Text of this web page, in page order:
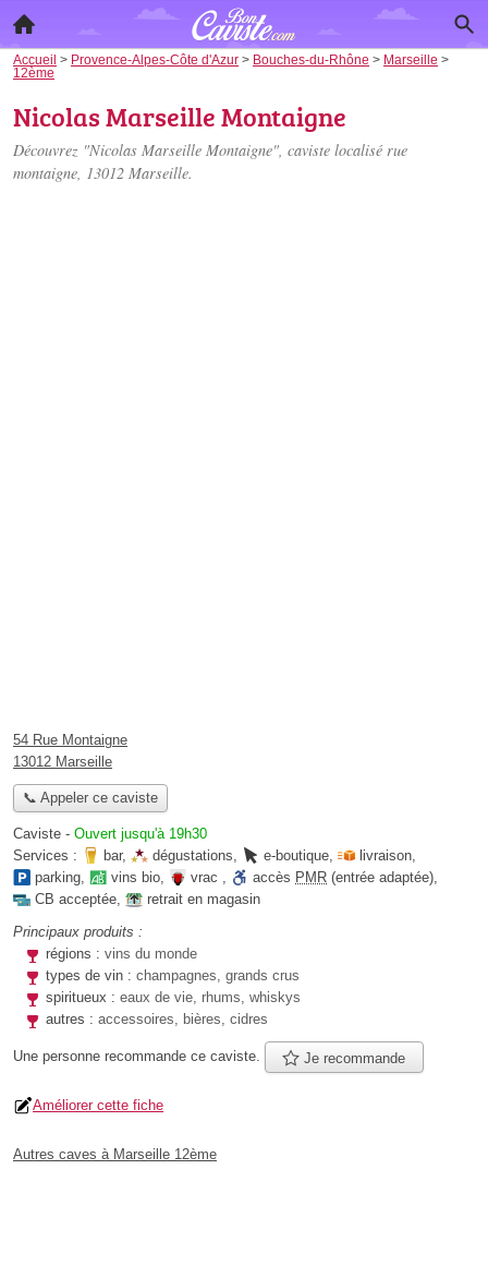
Accueil > Provence-Alpes-Côte d'Azur > Bouches-du-Rhône > Marseille >
12ème
Nicolas Marseille Montaigne
Découvrez "Nicolas Marseille Montaigne", caviste localisé rue
montaigne, 13012 Marseille.
54 Rue Montaigne
13012 Marseille
📞 Appeler ce caviste
Caviste - Ouvert jusqu'à 19h30
Services :
bar, dégustations, e-boutique, livraison,
parking, vins bio, vrac , accès PMR (entrée adaptée),
CB acceptée,
retrait en magasin
Principaux produits :
régions : vins du monde
types de vin : champagnes, grands crus
spiritueux : eaux de vie, rhums, whiskys
autres : accessoires, bières, cidres
Une personne recommande ce caviste. Je recommande
Améliorer cette fiche
Autres caves à Marseille 12ème